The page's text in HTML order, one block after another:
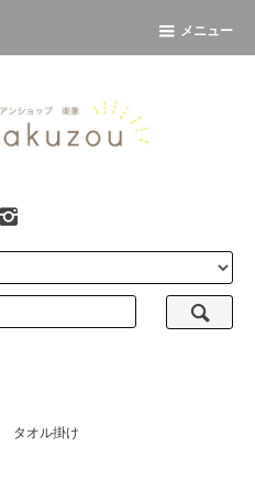
メニュー
タオル掛け